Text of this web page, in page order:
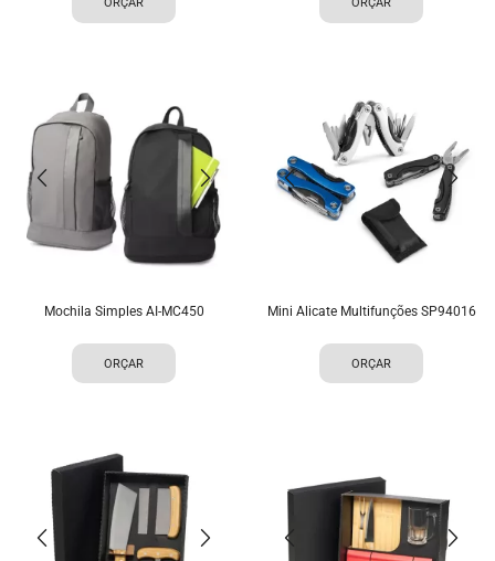
Mochila Simples AI-MC450
ORÇAR
Mini Alicate Multifunções SP94016
ORÇAR